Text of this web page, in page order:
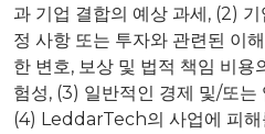
과 기업 결합의 예상 과세, (2)
정 사항 또는 투자와 관련된 이
한 변호, 보상 및 법적 책임 비용
험성, (3) 일반적인 경제 및/또는
(4) LeddarTech의 사업에 피해